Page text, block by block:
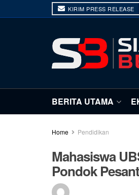
KIRIM PRESS RELEASE
BERITA UTAMA
Home Pendidikan
Mahasiswa
Pondok